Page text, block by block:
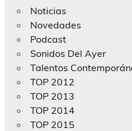
Noticias
Novedades
Podcast
Sonidos Del Ayer
Talentos
TOP 2012
TOP 2013
TOP 2014
TOP 2015